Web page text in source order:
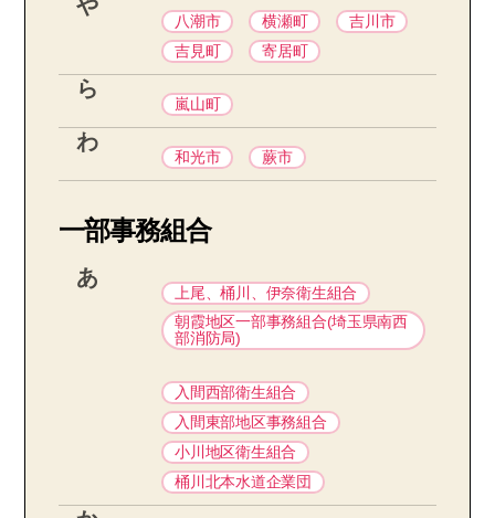
や
八潮市 横瀬町
吉川市
吉見町
寄居町
ら
嵐山町
わ
和光市 蕨市
一部事務組合
あ
上尾、桶川、伊奈衛生組合
朝霞地区一部事務組合(埼玉県南西
部消防局)
入間西部衛生組合
入間東部地区事務組合
小川地区衛生組合
桶川北本水道企業団